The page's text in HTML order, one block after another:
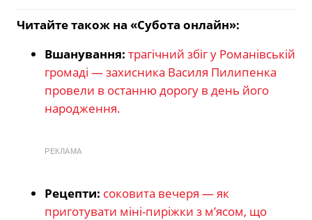
Читайте також на «Субота онлайн»:
Вшанування: трагічний збіг у Романівській
громаді — захисника Василя Пилипенка
провели в останню дорогу в день його
народження.
РЕКЛАМА
Рецепти: соковита вечеря — як
приготувати міні-пиріжки з м’ясом, що